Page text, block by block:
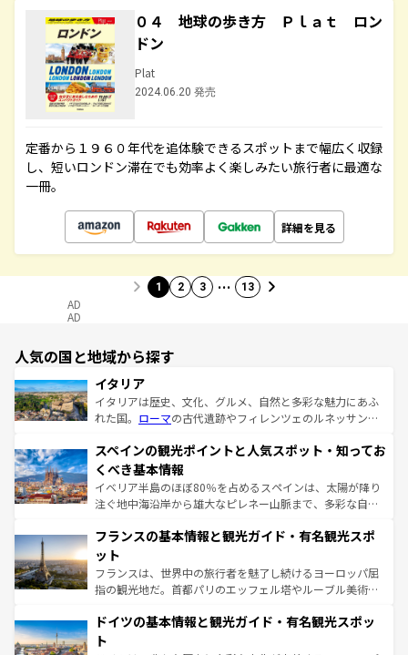
０４ 地球の歩き方 Ｐｌａｔ ロン
ドン
Plat
2024.06.20 発売
定番から１９６０年代を追体験できるスポットまで幅広く収録
し、短いロンドン滞在でも効率よく楽しみたい旅行者に最適な
一冊。
詳細を見る
1 2 3 … 13
AD
AD
人気の国と地域から探す
イタリア
イタリアは歴史、文化、グルメ、自然と多彩な魅力にあふ
れた国。 ローマの古代遺跡やフィレンツェのルネッサンス
ろん、トスカーナの美しい田園風景やアマルフィ海岸の絶
景など、自然景観も見逃せない。観光の合間には、本場の
ピザやパスタなど、絶品のイタリア料理を堪能することも
できる。朝目覚めてから夜眠るまで、すべての瞬間を楽し
なお、新着のイタリア情報はコンテンツ一覧を参照してほ
しい。
スペインの観光ポイントと人気スポット・知ってお
くべき基本情報
イベリア半島のほぼ80％を占めるスペインは、太陽が降り
注ぐ地中海沿岸から雄大なピレネー山脈まで、多彩な自然
文化が根付くこの国では、情熱的なフラメンコ、熱気あふ
れる闘牛、そして美味しいタパスが生活の一部となってい
る。首都マドリードの洗練された雰囲気や、バルセロナの
アートに溢れた街角から、地方では古代ローマ遺跡や中世
せる。地方によって風土や気候が異なるスペインはその個
ンテンツ一覧 を参照してほしい。
フランスの基本情報と観光ガイド・有名観光スポ
ット
フランスは、世界中の旅行者を魅了し続けるヨーロッパ屈
指の観光地だ。首都パリのエッフェル塔やルーブル美術館
で、幅広い魅力が詰まっている。華麗な宮殿、歴史的な大
聖堂、美しいビーチ、そして豊かな自然が、訪れる者を心
ドイツの基本情報と観光ガイド・有名観光スポッ
ト